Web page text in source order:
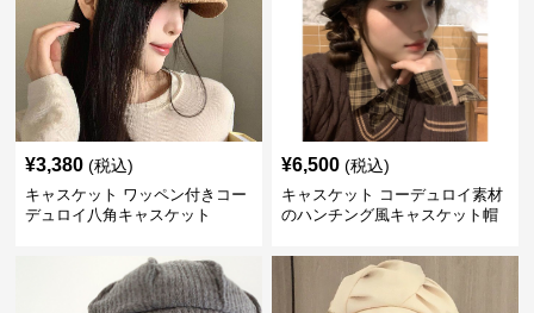
¥3,380 (税込)
キャスケット ワッペン付きコー
デュロイ八角キャスケット
¥6,500 (税込)
キャスケット コーデュロイ素材
のハンチング風キャスケット帽